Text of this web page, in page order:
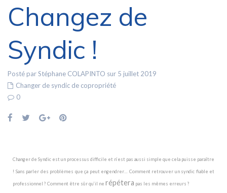
Changez de
Syndic !
Posté par Stéphane COLAPINTO sur 5 juillet 2019
Changer de syndic de copropriété
0
Changer de Syndic est un processus difficile et n’est pas aussi simple que cela puisse paraître
! Sans parler des problèmes que ça peut engendrer… Comment retrouver un syndic fiable et
professionnel ? Comment être sûr qu’il ne répétera pas les mêmes erreurs ?